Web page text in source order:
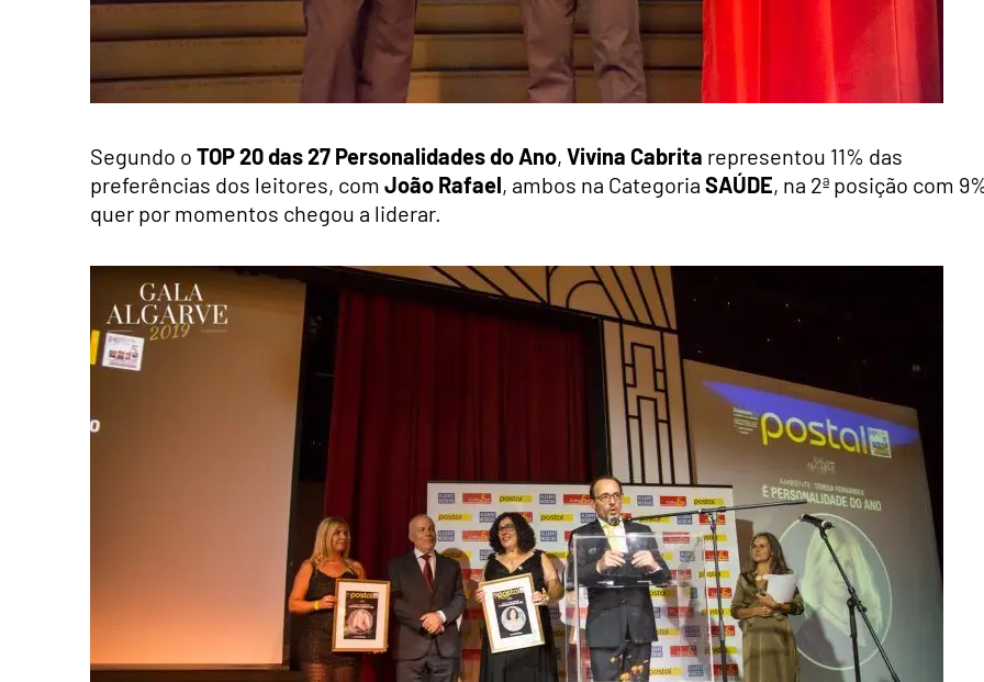
Segundo o TOP 20 das 27 Personalidades do Ano, Vivina Cabrita representou 11% das
preferências dos leitores, com João Rafael, ambos na Categoria SAÚDE, na 2ª posição com
quer por momentos chegou a liderar.